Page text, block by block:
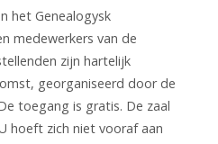
het Genealogysk
medewerkers van de
zijn hartelijk
georganiseerd door de
toegang is gratis. De zaal
hoeft zich niet vooraf aan